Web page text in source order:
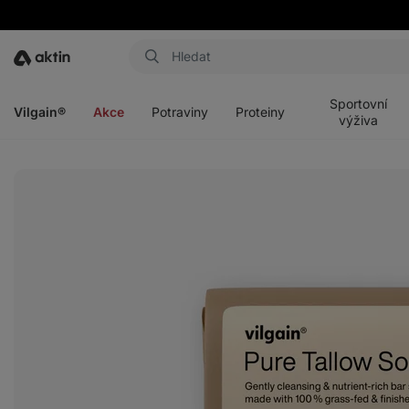
Aktin
Vilgain® Akce Potraviny Proteiny
Sportovní
výživa